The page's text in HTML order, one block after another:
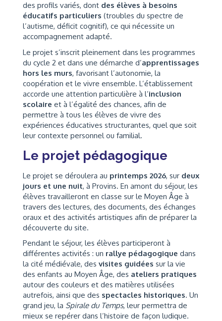
des profils variés, dont des élèves à besoins
éducatifs particuliers (troubles du spectre de
l’autisme, déficit cognitif), ce qui nécessite un
accompagnement adapté.
Le projet s’inscrit pleinement dans les programmes
du cycle 2 et dans une démarche d’apprentissages
hors les murs, favorisant l’autonomie, la
coopération et le vivre ensemble. L’établissement
accorde une attention particulière à l’inclusion
scolaire et à l’égalité des chances, afin de
permettre à tous les élèves de vivre des
expériences éducatives structurantes, quel que soit
leur contexte personnel ou familial.
Le projet pédagogique
Le projet se déroulera au printemps 2026, sur deux
jours et une nuit, à Provins. En amont du séjour, les
élèves travailleront en classe sur le Moyen Âge à
travers des lectures, des documents, des échanges
oraux et des activités artistiques afin de préparer la
découverte du site.
Pendant le séjour, les élèves participeront à
différentes activités : un rallye pédagogique dans
la cité médiévale, des visites guidées sur la vie
des enfants au Moyen Âge, des ateliers pratiques
autour des couleurs et des matières utilisées
autrefois, ainsi que des spectacles historiques. Un
grand jeu, la Spirale du Temps, leur permettra de
mieux se repérer dans l’histoire de façon ludique.